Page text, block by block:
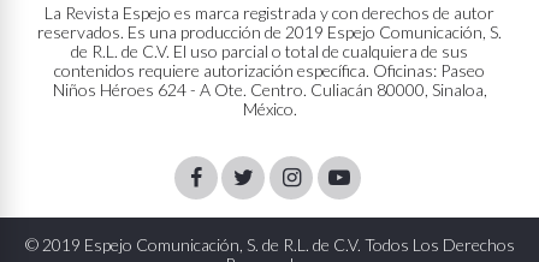
La Revista Espejo es marca registrada y con derechos de autor
reservados. Es una producción de 2019 Espejo Comunicación, S.
de R.L. de C.V. El uso parcial o total de cualquiera de sus
contenidos requiere autorización específica. Oficinas: Paseo
Niños Héroes 624 - A Ote. Centro. Culiacán 80000, Sinaloa,
México.
FacebookTwitterInstagram
Youtube
© 2019 Espejo Comunicación, S. de R.L. de C.V. Todos Los Derechos